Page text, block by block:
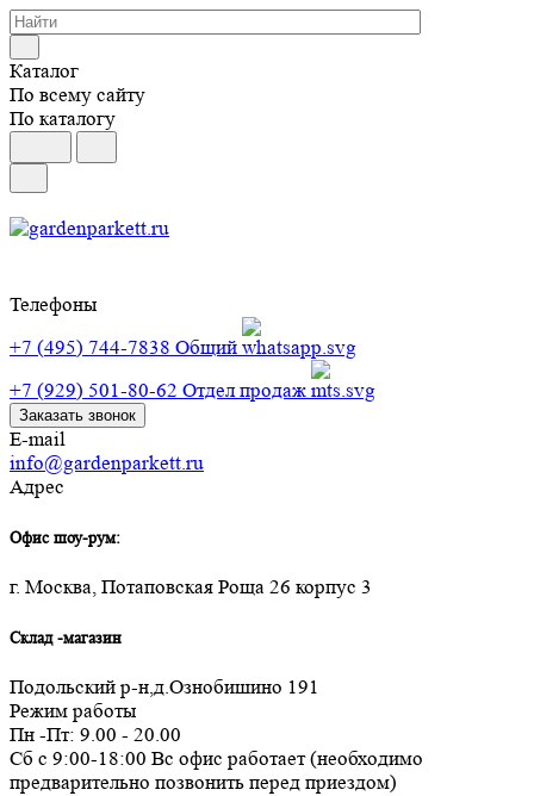
Каталог
По всему сайту
По каталогу
Телефоны
+7 (495) 744-7838 Общий
+7 (929) 501-80-62 Отдел продаж
Заказать звонок
E-mail
info@gardenparkett.ru
Адрес
Офис шоу-рум:
г. Москва, Потаповская Роща 26 корпус 3
Склад -магазин
Подольский р-н,д.Ознобишино 191
Режим работы
Пн -Пт: 9.00 - 20.00
Сб с 9:00-18:00 Вс офис работает (необходимо
предварительно позвонить перед приездом)